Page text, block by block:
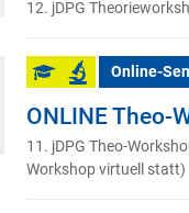
12. jDPG
Online-
ONLINE Theo-
11. jDPG Theo-
Workshop virtuell statt)